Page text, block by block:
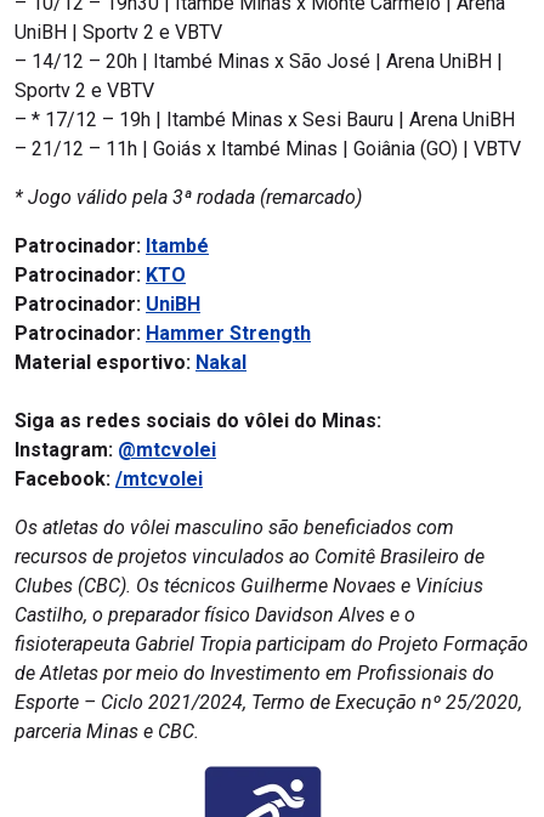
UniBH | Sportv 2 e VBTV
– 14/12 – 20h | Itambé Minas x São José | Arena UniBH |
Sportv 2 e VBTV
– * 17/12 – 19h | Itambé Minas x Sesi Bauru | Arena UniBH
– 21/12 – 11h | Goiás x Itambé Minas | Goiânia (GO) | VBTV
* Jogo válido pela 3ª rodada (remarcado)
Patrocinador: Itambé
Patrocinador: KTO
Patrocinador: UniBH
Patrocinador: Hammer Strength
Material esportivo: Nakal
Siga as redes sociais do vôlei do Minas:
Instagram: @mtcvolei
Facebook: /mtcvolei
Os atletas do vôlei masculino são beneficiados com
recursos de projetos vinculados ao Comitê Brasileiro de
Clubes (CBC). Os técnicos Guilherme Novaes e Vinícius
Castilho, o preparador físico Davidson Alves e o
fisioterapeuta Gabriel Tropia participam do Projeto Formação
de Atletas por meio do Investimento em Profissionais do
Esporte – Ciclo 2021/2024, Termo de Execução nº 25/2020,
parceria Minas e CBC.